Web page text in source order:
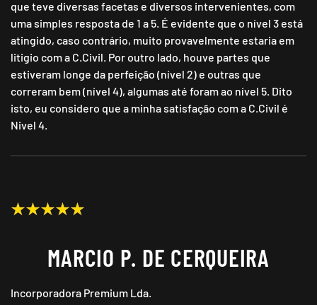
que teve diversas facetas e diversos intervenientes, com
uma simples resposta de 1 a 5. É evidente que o nível 3 está
atingido, caso contrário, muito provavelmente estaria em
litigio com a C.Civil. Por outro lado, houve partes que
estiveram longe da perfeição (nível 2) e outras que
correram bem (nível 4), algumas até foram ao nível 5. Dito
isto, eu considero que a minha satisfação com a C.Civil é
Nivel 4.
MARCIO P. DE CERQUEIRA
Incorporadora Premium Lda.